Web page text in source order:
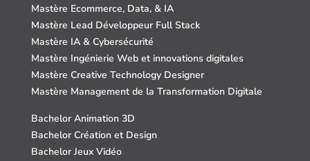
Mastère Ecommerce, Data, & IA
Mastère Lead Développeur Full Stack
Mastère IA & Cybersécurité
Mastère Ingénierie Web et innovations digitales
Mastère Creative Technology Designer
Mastère Management de la Transformation Digitale
Bachelor Animation 3D
Bachelor Création et Design
Bachelor Jeux Vidéo